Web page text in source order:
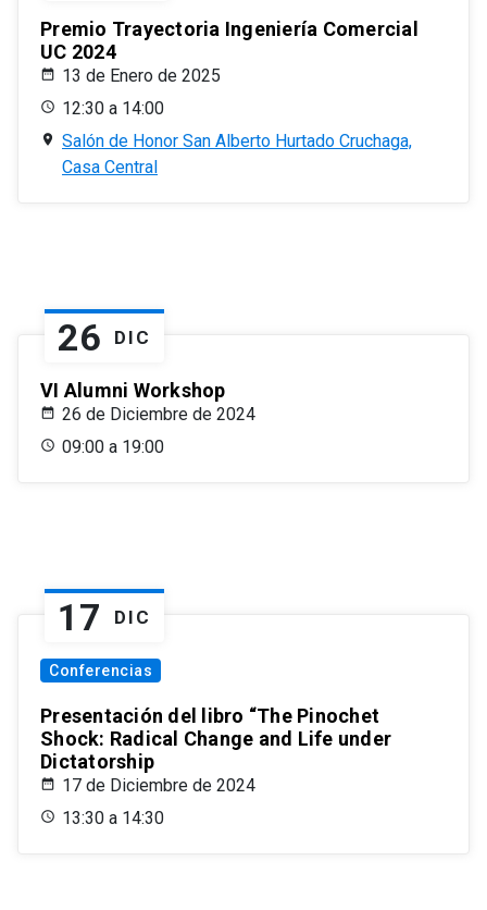
Premio Trayectoria Ingeniería Comercial
UC 2024
13 de Enero de 2025
12:30 a 14:00
Salón de Honor San Alberto Hurtado Cruchaga,
Casa Central
26 DIC
VI Alumni Workshop
26 de Diciembre de 2024
09:00 a 19:00
17 DIC
Conferencias
Presentación del libro “The Pinochet
Shock: Radical Change and Life under
Dictatorship
17 de Diciembre de 2024
13:30 a 14:30